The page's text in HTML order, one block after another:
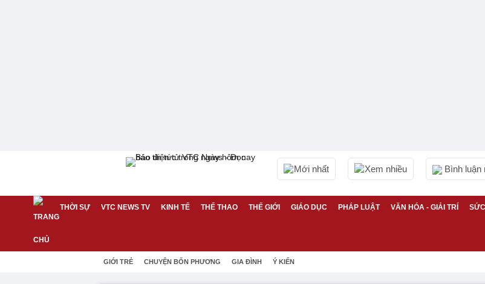
Mới nhất Xem nhiều Bình luận
THỜI SỰ VTC NEWS TV KINH TẾ THỂ THAO THẾ GIỚI GIÁO DỤC PHÁP LUẬT VĂN HÓA - GIẢI TRÍ
GIỚI TRẺ CHUYỆN BỐN PHƯƠNG GIA ĐÌNH Ý KIẾN